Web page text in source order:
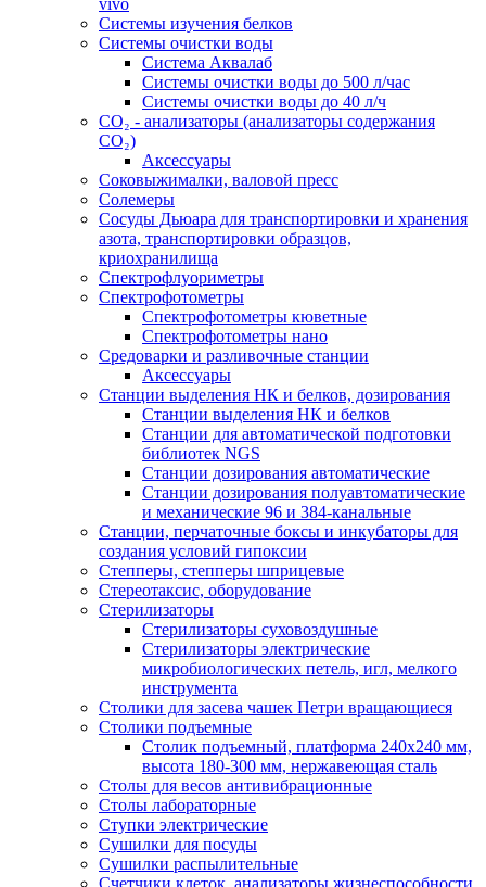
vivo
Системы изучения белков
Системы очистки воды
Система Аквалаб
Системы очистки воды до 500 л/час
Системы очистки воды до 40 л/ч
СО₂ - анализаторы (анализаторы содержания
СО₂)
Аксессуары
Соковыжималки, валовой пресс
Солемеры
Сосуды Дьюара для транспортировки и хранения
азота, транспортировки образцов,
криохранилища
Спектрофлуориметры
Спектрофотометры
Спектрофотометры кюветные
Спектрофотометры нано
Средоварки и разливочные станции
Аксессуары
Станции выделения НК и белков, дозирования
Станции выделения НК и белков
Станции для автоматической подготовки
библиотек NGS
Станции дозирования автоматические
Станции дозирования полуавтоматические
и механические 96 и 384-канальные
Станции, перчаточные боксы и инкубаторы для
создания условий гипоксии
Степперы, степперы шприцевые
Стереотаксис, оборудование
Стерилизаторы
Стерилизаторы суховоздушные
Стерилизаторы электрические
микробиологических петель, игл, мелкого
инструмента
Столики для засева чашек Петри вращающиеся
Столики подъемные
Столик подъемный, платформа 240х240 мм,
высота 180-300 мм, нержавеющая сталь
Столы для весов антивибрационные
Столы лабораторные
Ступки электрические
Сушилки для посуды
Сушилки распылительные
Счетчики клеток, анализаторы жизнеспособности